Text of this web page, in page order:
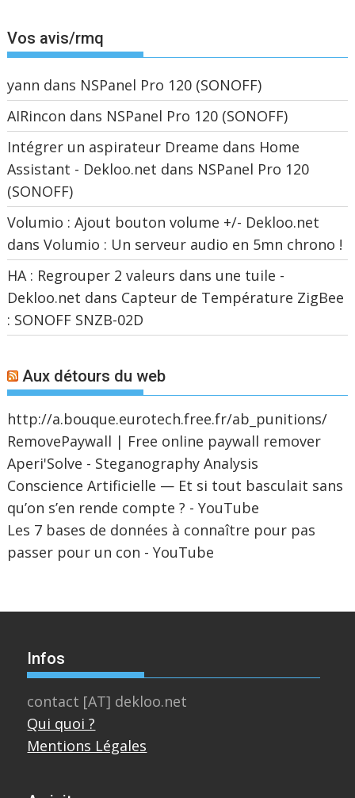
Vos avis/rmq
yann dans NSPanel Pro 120 (SONOFF)
AIRincon dans NSPanel Pro 120 (SONOFF)
Intégrer un aspirateur Dreame dans Home
Assistant - Dekloo.net dans NSPanel Pro 120
(SONOFF)
Volumio : Ajout bouton volume +/- Dekloo.net
dansVolumio : Un serveur audio en 5mn chrono !
HA : Regrouper 2 valeurs dans une tuile -
Dekloo.net dans Capteur de Température ZigBee
: SONOFF SNZB-02D
Aux détours du web
http://a.bouque.eurotech.free.fr/ab_punitions/
RemovePaywall | Free online paywall remover
Aperi'Solve - Steganography Analysis
Conscience Artificielle — Et si tout basculait sans
qu’on s’en rende compte ? - YouTube
Les 7 bases de données à connaître pour pas
passer pour un con - YouTube
Infos
contact [AT] dekloo.net
Qui quoi ?
Mentions Légales